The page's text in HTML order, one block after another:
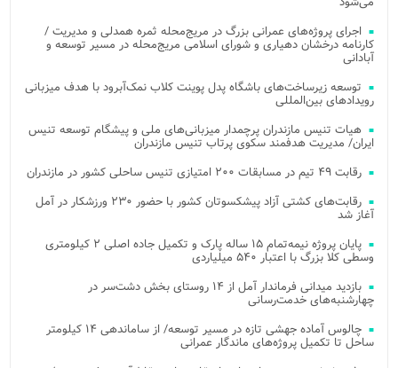
اجرای پروژه‌های عمرانی بزرگ در مریج‌محله ثمره همدلی و مدیریت /
کارنامه درخشان دهیاری و شورای اسلامی مریج‌محله در مسیر توسعه و
آبادانی
توسعه زیرساخت‌های باشگاه پدل پوینت کلاب نمک‌آبرود با هدف میزبانی
رویدادهای بین‌المللی
هیات تنیس مازندران پرچمدار میزبانی‌های ملی و پیشگام توسعه تنیس
ایران/ مدیریت هدفمند سکوی پرتاب تنیس مازندران
رقابت ۴۹ تیم در مسابقات ۲۰۰ امتیازی تنیس ساحلی کشور در مازندران
رقابت‌های کشتی آزاد پیشکسوتان کشور با حضور ۲۳۰ ورزشکار در آمل
آغاز شد
پایان پروژه نیمه‌تمام ۱۵ ساله پارک و تکمیل جاده اصلی ۲ کیلومتری
وسطی کلا بزرگ با اعتبار ۵۴۰ میلیاردی
بازدید میدانی فرماندار آمل از ۱۴ روستای بخش دشت‌سر در
چهارشنبه‌های خدمت‌رسانی
چالوس آماده جهشی تازه در مسیر توسعه/ از ساماندهی ۱۴ کیلومتر
ساحل تا تکمیل پروژه‌های ماندگار عمرانی